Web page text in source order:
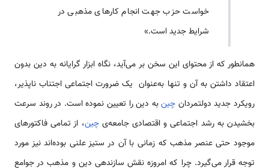
خواست حزب جهت انجام کارهای مذهبی در
شرایط جدید است.»
همانطور که از محتوای این سخن بر می‌­آید، نگاه ابزار گرایانه به دین بدون
اعتقاد داشتن به آن و تنها به­‌عنوان یک ضرورت اجتماعی اجتناب ناپذیر،
رویکرد جدید دولتمردان چینبه دین را تعیین نموده است. در روند سرعت
بخشیدن به رشد اجتماعی و اقتصادی جامعه­‌یچین، از تمامی فاکتور­های
موجود حتی عنصر مذهب که زمانی با آن در ستیز علنی بوده‌­اند نیز مورد
توجه قرار می­‌گیرد. چرا که امروزه نقش سازنده­ی دین و مذهب در جوامع